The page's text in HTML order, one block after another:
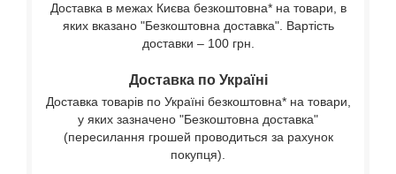
Доставка в межах Києва безкоштовна* на товари, в
яких вказано "Безкоштовна доставка". Вартість
доставки – 100 грн.
Доставка по Україні
Доставка товарів по Україні безкоштовна* на товари,
у яких зазначено "Безкоштовна доставка"
(пересилання грошей проводиться за рахунок
покупця).